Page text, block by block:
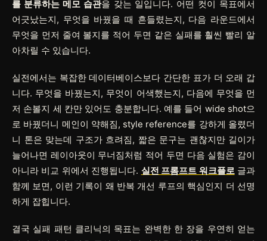
를 분류하는 메모 습관을 갖는 일입니다. 어떤 컷이 목표에서
어긋났는지, 무엇을 바꿨을 때 흔들렸는지, 다음 라운드에서
무엇을 먼저 줄여 볼지를 적어 두면 같은 실패를 훨씬 빨리 알
아차릴 수 있습니다.
실전에서는 복잡한 데이터베이스보다 간단한 표가 더 오래 갑
니다. 무엇을 바꿨는지, 무엇이 어색했는지, 다음에 무엇을 먼
저 손볼지 세 칸만 있어도 충분합니다. 예를 들어 wide shot으
로 바꿨더니 메인이 약해짐, style reference를 강하게 올렸더
니 톤은 맞는데 구조가 흐려짐, 짧은 문구는 괜찮지만 길이가
늘어나면 레이아웃이 무너짐처럼 적어 두면 다음 실험은 감이
아니라 비교 위에서 진행됩니다. 실전 프롬프트 워크플로글과
함께 보면, 이런 기록이 왜 반복 개선 루프의 핵심인지 더 선명
하게 잡힙니다.
결국 실패 패턴 클리닉의 목표는 완벽한 한 장을 우연히 얻는